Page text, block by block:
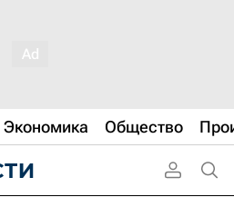
Экономика Общество